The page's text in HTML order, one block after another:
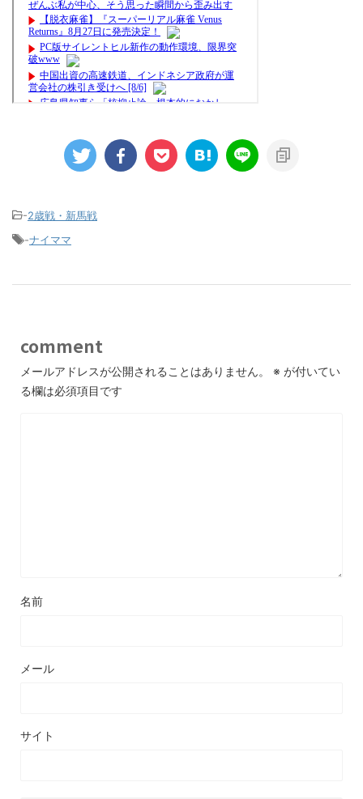
-2歳戦・新馬戦
-ナイママ
comment
メールアドレスが公開されることはありません。 ※ が付いてい
る欄は必須項目です
名前
メール
サイト